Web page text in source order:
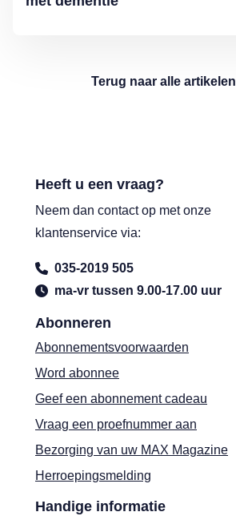
Terug naar alle artikelen
Abonneren
Abonnementsvoorwaarden
Word abonnee
Geef een abonnement cadeau
Vraag een proefnummer aan
Bezorging van uw MAX Magazine
Herroepingsmelding
Handige informatie
Heeft u een vraag?
Neem dan contact op met onze
klantenservice via:
035-2019 505
ma-vr tussen 9.00-17.00 uur